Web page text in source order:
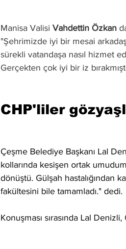
Manisa Valisi Vahdettin Özkan
"Şehrimizde iyi bir mesai
sürekli vatandaşa nasıl hizmet
Gerçekten çok iyi bir iz
CHP'liler
Çeşme Belediye Başkanı Lal
kollarında kesişen ortak
dönüştü. Gülşah hastalığından
fakültesini bile tamamladı." dedi.
Konuşması sırasında Lal